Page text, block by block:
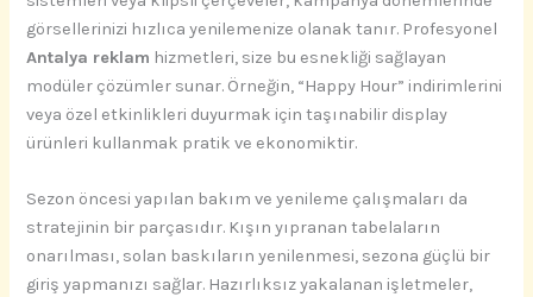
görsellerinizi hızlıca yenilemenize olanak tanır. Profesyonel
Antalya reklam hizmetleri, size bu esnekliği sağlayan
modüler çözümler sunar. Örneğin, “Happy Hour” indirimlerini
veya özel etkinlikleri duyurmak için taşınabilir display
ürünleri kullanmak pratik ve ekonomiktir.
Sezon öncesi yapılan bakım ve yenileme çalışmaları da
stratejinin bir parçasıdır. Kışın yıpranan tabelaların
onarılması, solan baskıların yenilenmesi, sezona güçlü bir
giriş yapmanızı sağlar. Hazırlıksız yakalanan işletmeler,